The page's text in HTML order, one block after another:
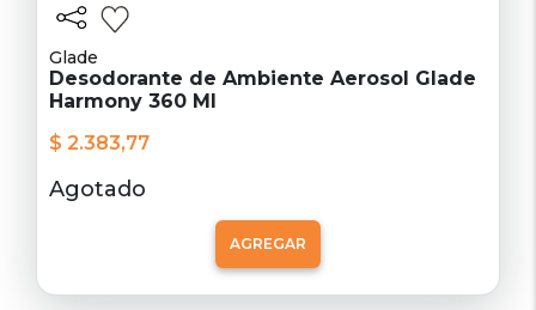
Glade
Desodorante de Ambiente Aerosol Glade
Harmony 360 Ml
$ 2.383,77
Agotado
AGREGAR